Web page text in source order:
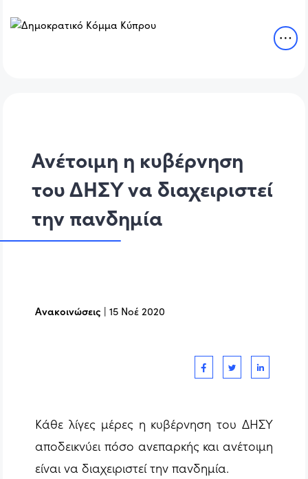
Ανέτοιμη η κυβέρνηση
του ΔΗΣΥ να διαχειριστεί
την πανδημία
Ανακοινώσεις |15 Νοέ 2020
Κάθε λίγες μέρες η κυβέρνηση του ΔΗΣΥ
αποδεικνύει πόσο ανεπαρκής και ανέτοιμη
είναι να διαχειριστεί την πανδημία.